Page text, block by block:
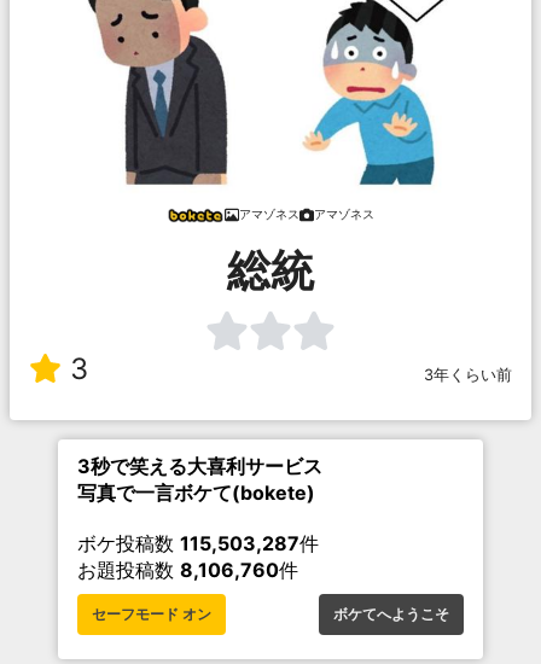
アマゾネス アマゾネス
総統
3 3年くらい前
3秒で笑える大喜利サービス
写真で一言ボケて(bokete)
ボケ投稿数 115,503,287件
お題投稿数 8,106,760件
セーフモード オン ボケてへようこそ